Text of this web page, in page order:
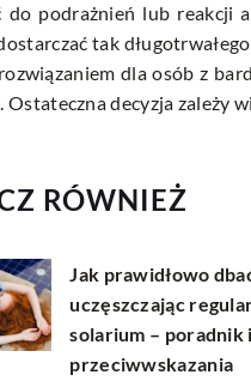
do podrażnień lub reakcji
tak
dla osób z
Ostateczna decyzja zależy
RÓWNIEŻ
Jak prawidłowo
uczęszczając
solarium – poradnik i
przeciwwskazania